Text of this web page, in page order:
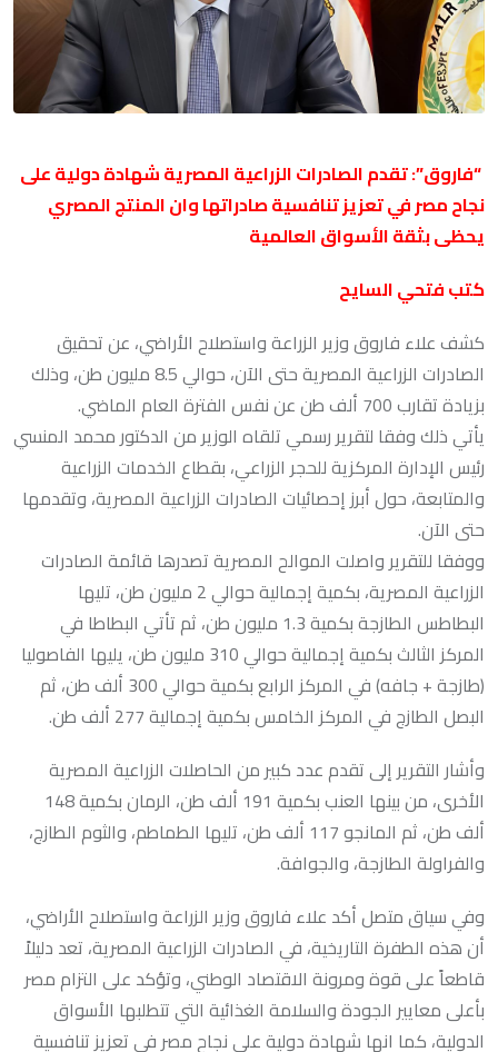
“فاروق”: تقدم الصادرات الزراعية المصرية شهادة دولية على
نجاح مصر في تعزيز تنافسية صادراتها وان المنتج المصري
يحظى بثقة الأسواق العالمية
كتب فتحي السايح
كشف علاء فاروق وزير الزراعة واستصلاح الأراضي، عن تحقيق
الصادرات الزراعية المصرية حتى الآن، حوالي 8.5 مليون طن، وذلك
بزيادة تقارب 700 ألف طن عن نفس الفترة العام الماضي.
يأتي ذلك وفقا لتقرير رسمي تلقاه الوزير من الدكتور محمد المنسي
رئيس الإدارة المركزية للحجر الزراعي، بقطاع الخدمات الزراعية
والمتابعة، حول أبرز إحصائيات الصادرات الزراعية المصرية، وتقدمها
حتى الآن.
ووفقا للتقرير واصلت الموالح المصرية تصدرها قائمة الصادرات
الزراعية المصرية، بكمية إجمالية حوالي 2 مليون طن، تليها
البطاطس الطازجة بكمية 1.3 مليون طن، ثم تأتي البطاطا في
المركز الثالث بكمية إجمالية حوالي 310 مليون طن، يليها الفاصوليا
(طازجة + جافه) في المركز الرابع بكمية حوالي 300 ألف طن، ثم
البصل الطازج في المركز الخامس بكمية إجمالية 277 ألف طن.
وأشار التقرير إلى تقدم عدد كبير من الحاصلات الزراعية المصرية
الأخرى، من بينها العنب بكمية 191 ألف طن، الرمان بكمية 148
ألف طن، ثم المانجو 117 ألف طن، تليها الطماطم، والثوم الطازج،
والفراولة الطازجة، والجوافة.
وفي سياق متصل أكد علاء فاروق وزير الزراعة واستصلاح الأراضي،
أن هذه الطفرة التاريخية، في الصادرات الزراعية المصرية، تعد دليلاً
قاطعاً على قوة ومرونة الاقتصاد الوطني، وتؤكد على التزام مصر
بأعلى معايير الجودة والسلامة الغذائية التي تتطلبها الأسواق
الدولية، كما انها شهادة دولية على نجاح مصر في تعزيز تنافسية